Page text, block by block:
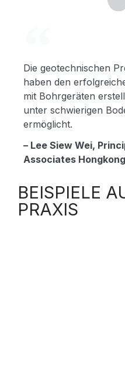
Die geotechnischen
haben den
mit Bohrgeräten
unter schwierigen
ermöglicht.
– Lee Siew Wei,
Associates
BEISPIELE
PRAXIS